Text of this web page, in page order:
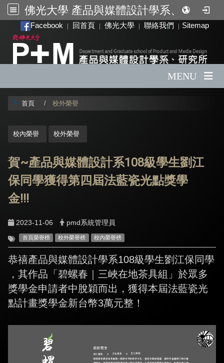
佛光大學 產品與媒體設計學系、研究所
Facebook 回首頁 佛光大學 聯絡我們 Sitemap
MENU
首頁 校外榮譽
校內榮譽 校外榮譽
賀~產品與媒體設計系108級學生劉江
保同學獲得第四屆法藍瓷光點獎學
金!!!
2023-11-06 pmd系統管理員
首頁榮譽榜 校外榮譽榜 校內榮譽榜
恭禧產品與媒體設計學系108級學生劉江保同學
，其作品「碧螺春｜三峽在地茶具組」於眾多
獎學金申請者中脫穎而出，獲得本屆法藍瓷光
點計畫獎學金新台幣3萬元整！